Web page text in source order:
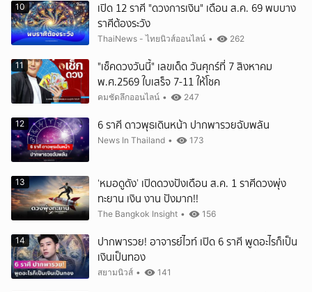
10
เปิด 12 ราศี "ดวงการเงิน" เดือน ส.ค. 69 พบบาง
ราศีต้องระวัง
ThaiNews - ไทยนิวส์ออนไลน์ • 262
11
"เช็คดวงวันนี้" เลขเด็ด วันศุกร์ที่ 7 สิงหาคม
พ.ศ.2569 ใบเสร็จ 7-11 ให้โชค
คมชัดลึกออนไลน์ • 247
12 6 ราศี ดาวพุธเดินหน้า ปากพารวยฉับพลัน
News In Thailand • 173
13
‘หมอดูดัง’ เปิดดวงปังเดือน ส.ค. 1 ราศีดวงพุ่ง
ทะยาน เงิน งาน ปังมาก!!
The Bangkok Insight • 156
14
ปากพารวย! อาจารย์ไวท์ เปิด 6 ราศี พูดอะไรก็เป็น
เงินเป็นทอง
สยามนิวส์ • 141